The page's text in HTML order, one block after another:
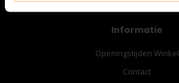
Informatie
Openingstijden Winkel
Contact